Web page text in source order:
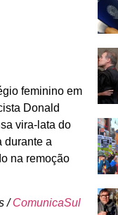
feminino em
Donald
vira-lata do
durante a
na remoção
/ComunicaSul